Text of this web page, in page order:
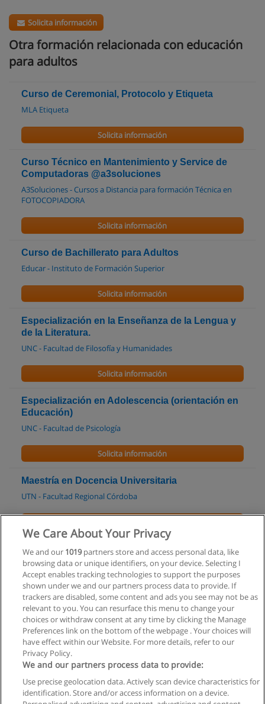
Solicita información
Otra formación relacionada con educación
para adultos
Curso de Ceremonial, Protocolo y Etiqueta
MLA Etiqueta
Solicita información
Curso Técnico en Mantenimiento y Service de
Computadoras @a3soluciones
A3Soluciones - Cursos a Distancia para formación Técnica en
FOTOCOPIADORA
Solicita información
Curso de Bachillerato para Adultos
Educar - Instituto de Formación Superior
Solicita información
Especialización en la Enseñanza de la Lengua y
de la Literatura.
UNC - Facultad de Filosofía y Humanidades
Solicita información
Especialización en Adolescencia (orientación en
Educación)
UNC - Facultad de Psicología
Solicita información
Maestría en Docencia Universitaria
UTN - Facultad Regional Córdoba
Profesorado de Inglés
CEP Juan XXIII
Solicita información
Privacidad de datos
Contactar con Educaedu
We Care About Your Privacy
We and our 1019partners store and access personal data, like
browsing data or unique identifiers, on your device. Selecting I
Accept enables tracking technologies to support the purposes
shown under we and our partners process data to provide. If
trackers are disabled, some content and ads you see may not be as
relevant to you. You can resurface this menu to change your
choices or withdraw consent at any time by clicking the Manage
Preferences link on the bottom of the webpage . Your choices will
have effect within our Website. For more details, refer to our
Privacy Policy.
We and our partners process data to provide:
Use precise geolocation data. Actively scan device characteristics for
identification. Store and/or access information on a device.